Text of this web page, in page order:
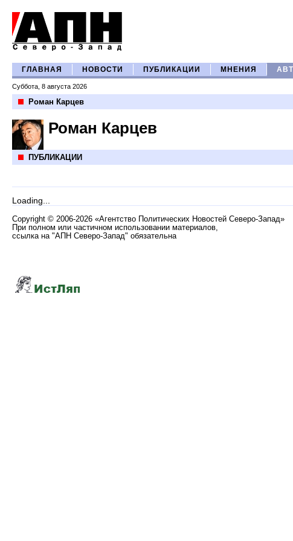
ГЛАВНАЯ НОВОСТИ ПУБЛИКАЦИИ МНЕНИЯ
Суббота, 8 августа 2026
Роман Карцев
Роман Карцев
ПУБЛИКАЦИИ
Loading...
Copyright © 2006-2026 «Агентство Политических Новостей Северо-Запад»
При полном или частичном использовании материалов,
ссылка на "АПН Северо-Запад" обязательна